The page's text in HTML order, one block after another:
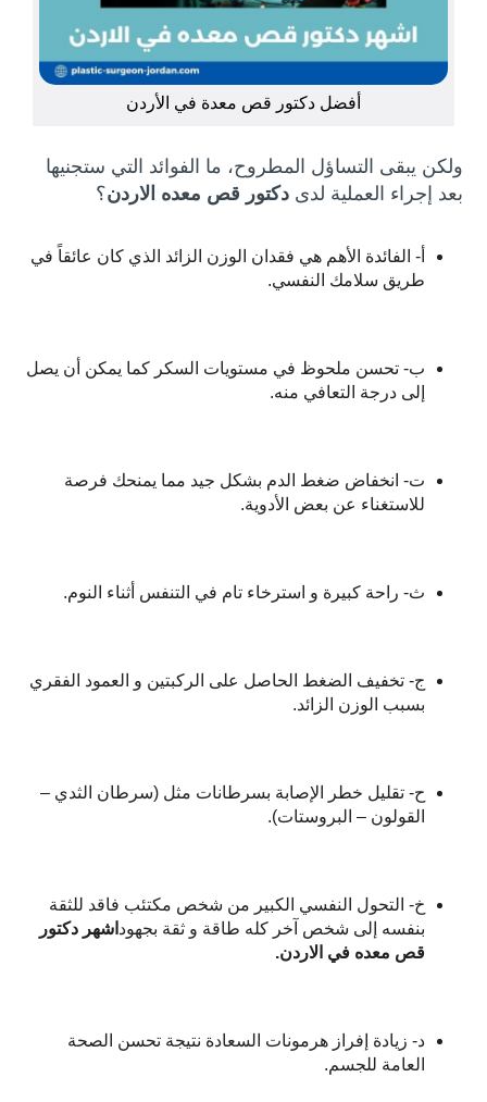
أفضل دكتور قص معدة في الأردن
ولكن يبقى التساؤل المطروح، ما الفوائد التي ستجنيها
بعد إجراء العملية لدىدكتور قص معده الاردن؟
أ‌- الفائدة الأهم هي فقدان الوزن الزائد الذي كان عائقاً في
طريق سلامك النفسي.
ب‌- تحسن ملحوظ في مستويات السكر كما يمكن أن يصل
إلى درجة التعافي منه.
ت‌- انخفاض ضغط الدم بشكل جيد مما يمنحك فرصة
للاستغناء عن بعض الأدوية.
ث‌- راحة كبيرة و استرخاء تام في التنفس أثناء النوم.
ج‌- تخفيف الضغط الحاصل على الركبتين و العمود الفقري
بسبب الوزن الزائد.
ح‌- تقليل خطر الإصابة بسرطانات مثل (سرطان الثدي –
القولون – البروستات).
خ‌- التحول النفسي الكبير من شخص مكتئب فاقد للثقة
بنفسه إلى شخص آخر كله طاقة و ثقة بجهود اشهر دكتور
قص معده في الاردن.
د‌- زيادة إفراز هرمونات السعادة نتيجة تحسن الصحة
العامة للجسم.